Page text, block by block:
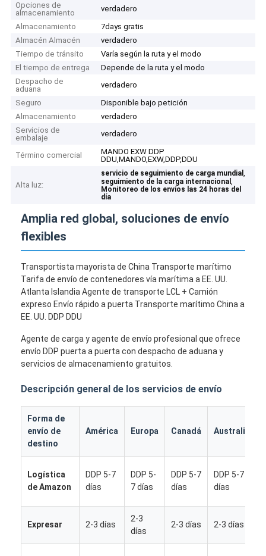
Opciones de
almacenamiento
verdadero
Almacenamiento
7days gratis
Almacén Almacén
verdadero
Tiempo de tránsito
Varía según la ruta y el modo
El tiempo de entrega
Depende de la ruta y el modo
Despacho de
aduana
verdadero
Seguro
Disponible bajo petición
Almacenamiento
verdadero
Servicios de
embalaje
verdadero
Término comercial
MANDO EXW DDP
DDU,MANDO,EXW,DDP,DDU
Alta luz:
servicio de seguimiento de carga mundial,
seguimiento de la carga internacional,
Monitoreo de los envíos las 24 horas del
día
Amplia red global, soluciones de envío
flexibles
Transportista mayorista de China Transporte marítimo
Tarifa de envío de contenedores vía marítima a EE. UU.
Atlanta Islandia Agente de transporte LCL + Camión
expreso Envío rápido a puerta Transporte marítimo China a
EE. UU. DDP DDU
Agente de carga y agente de envío profesional que ofrece
envío DDP puerta a puerta con despacho de aduana y
servicios de almacenamiento gratuitos.
Descripción general de los servicios de envío
Forma de
envío de
destino
América Europa Canadá Australia
Logística
de Amazon
DDP 5-7
días
DDP 5-
7 días
DDP 5-7
días
DDP 5-7
días
Expresar 2-3 días
2-3
días
2-3 días 2-3 días